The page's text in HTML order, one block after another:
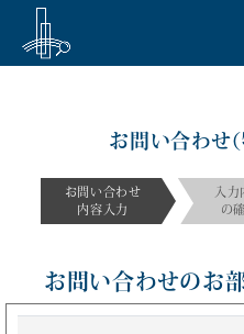
お問い合わせ（
お問い合わせ
内容入力
入力
の
お問い合わせのお